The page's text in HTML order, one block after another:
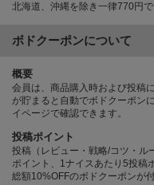
北海道、沖縄を除き一律770円
ボドクーポンについて
概要
会員は、商品購入時および投稿
が貯まると自動でボドクーポン
イページで確認できます。
投稿ポイント
投稿（レビュー・戦略/コツ・ル
ポイント、1ナイスあたり5投稿
総額10%OFFのボドクーポンが